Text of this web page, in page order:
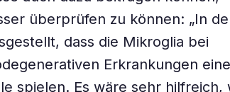
überprüfen zu können: „In
dass die Mikroglia bei
Erkrankungen eine
spielen. Es wäre sehr hilfreich,